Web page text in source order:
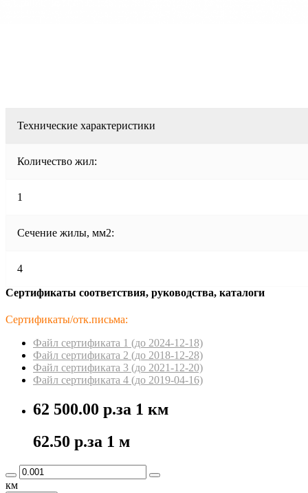
Технические характеристики
Количество жил:
1
Сечение жилы, мм2:
4
Сертификаты соответствия, руководства, каталоги
Сертификаты/отк.письма:
Файл сертификата 1 (до 2024-12-18)
Файл сертификата 2 (до 2018-12-28)
Файл сертификата 3 (до 2021-12-20)
Файл сертификата 4 (до 2019-04-16)
62 500.00 р.за 1 км
62.50 р.за 1 м
км